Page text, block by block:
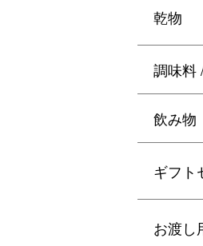
乾物
調味料
飲み物
ギフト
お渡し